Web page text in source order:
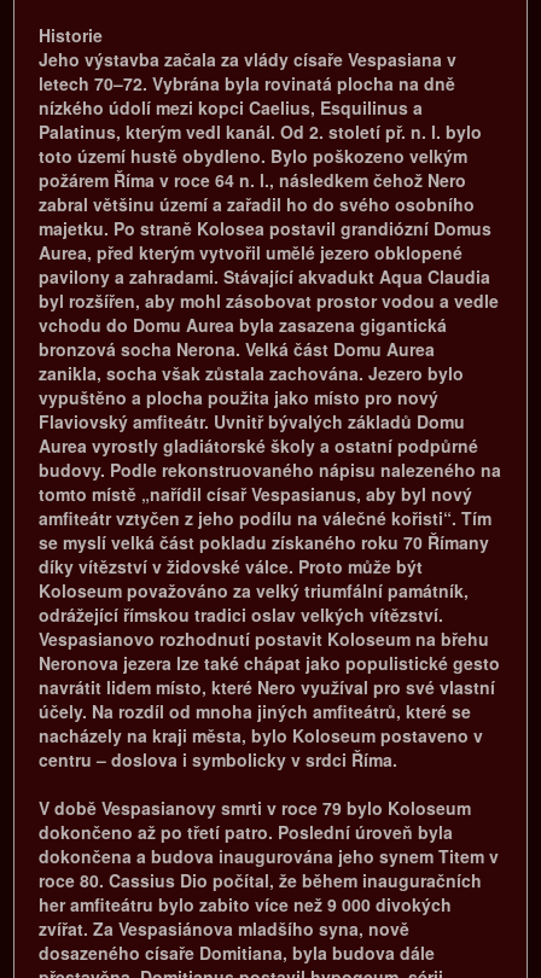
Historie
Jeho výstavba začala za vlády císaře Vespasiana v
letech 70–72. Vybrána byla rovinatá plocha na dně
nízkého údolí mezi kopci Caelius, Esquilinus a
Palatinus, kterým vedl kanál. Od 2. století př. n. l. bylo
toto území hustě obydleno. Bylo poškozeno velkým
požárem Říma v roce 64 n. l., následkem čehož Nero
zabral většinu území a zařadil ho do svého osobního
majetku. Po straně Kolosea postavil grandiózní Domus
Aurea, před kterým vytvořil umělé jezero obklopené
pavilony a zahradami. Stávající akvadukt Aqua Claudia
byl rozšířen, aby mohl zásobovat prostor vodou a vedle
vchodu do Domu Aurea byla zasazena gigantická
bronzová socha Nerona. Velká část Domu Aurea
zanikla, socha však zůstala zachována. Jezero bylo
vypuštěno a plocha použita jako místo pro nový
Flaviovský amfiteátr. Uvnitř bývalých základů Domu
Aurea vyrostly gladiátorské školy a ostatní podpůrné
budovy. Podle rekonstruovaného nápisu nalezeného na
tomto místě „nařídil císař Vespasianus, aby byl nový
amfiteátr vztyčen z jeho podílu na válečné kořisti“. Tím
se myslí velká část pokladu získaného roku 70 Římany
díky vítězství v židovské válce. Proto může být
Koloseum považováno za velký triumfální památník,
odrážející římskou tradici oslav velkých vítězství.
Vespasianovo rozhodnutí postavit Koloseum na břehu
Neronova jezera lze také chápat jako populistické gesto
navrátit lidem místo, které Nero využíval pro své vlastní
účely. Na rozdíl od mnoha jiných amfiteátrů, které se
nacházely na kraji města, bylo Koloseum postaveno v
centru – doslova i symbolicky v srdci Říma.
V době Vespasianovy smrti v roce 79 bylo Koloseum
dokončeno až po třetí patro. Poslední úroveň byla
dokončena a budova inaugurována jeho synem Titem v
roce 80. Cassius Dio počítal, že během inauguračních
her amfiteátru bylo zabito více než 9 000 divokých
zvířat. Za Vespasiánova mladšího syna, nově
dosazeného císaře Domitiana, byla budova dále